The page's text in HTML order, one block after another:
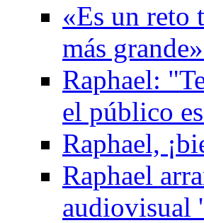
«Es un reto
más
Raphael:
el público
Raphael,
Raphael
audiovisual